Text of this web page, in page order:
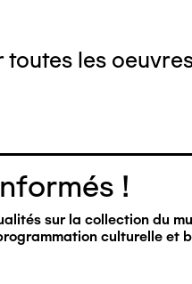
toutes les
!
sur la collection du
culturelle et